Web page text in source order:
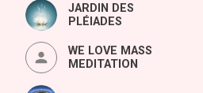
JARDIN DES
PLÉIADES
WE LOVE MASS
MEDITATION